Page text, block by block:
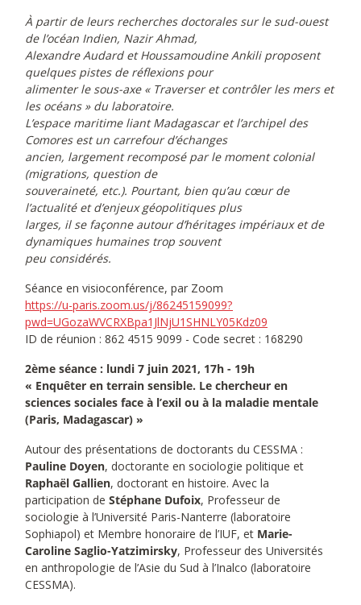
À partir de leurs recherches doctorales sur le sud-ouest
de l’océan Indien, Nazir Ahmad,
Alexandre Audard et Houssamoudine Ankili proposent
quelques pistes de réflexions pour
alimenter le sous-axe « Traverser et contrôler les mers et
les océans » du laboratoire.
L’espace maritime liant Madagascar et l’archipel des
Comores est un carrefour d’échanges
ancien, largement recomposé par le moment colonial
(migrations, question de
souveraineté, etc.). Pourtant, bien qu’au cœur de
l’actualité et d’enjeux géopolitiques plus
larges, il se façonne autour d’héritages impériaux et de
dynamiques humaines trop souvent
peu considérés.
Séance en visioconférence, par Zoom
https://u-paris.zoom.us/j/86245159099?
pwd=UGozaWVCRXBpa1JlNjU1SHNLY05Kdz09
ID de réunion : 862 4515 9099 - Code secret : 168290
2ème séance : lundi 7 juin 2021, 17h - 19h
« Enquêter en terrain sensible. Le chercheur en
sciences sociales face à l’exil ou à la maladie mentale
(Paris, Madagascar) »
Autour des présentations de doctorants du CESSMA :
Pauline Doyen, doctorante en sociologie politique et
Raphaël Gallien, doctorant en histoire. Avec la
participation de Stéphane Dufoix, Professeur de
sociologie à l’Université Paris-Nanterre (laboratoire
Sophiapol) et Membre honoraire de l’IUF, et Marie-
Caroline Saglio-Yatzimirsky, Professeur des Universités
en anthropologie de l’Asie du Sud à l’Inalco (laboratoire
CESSMA).